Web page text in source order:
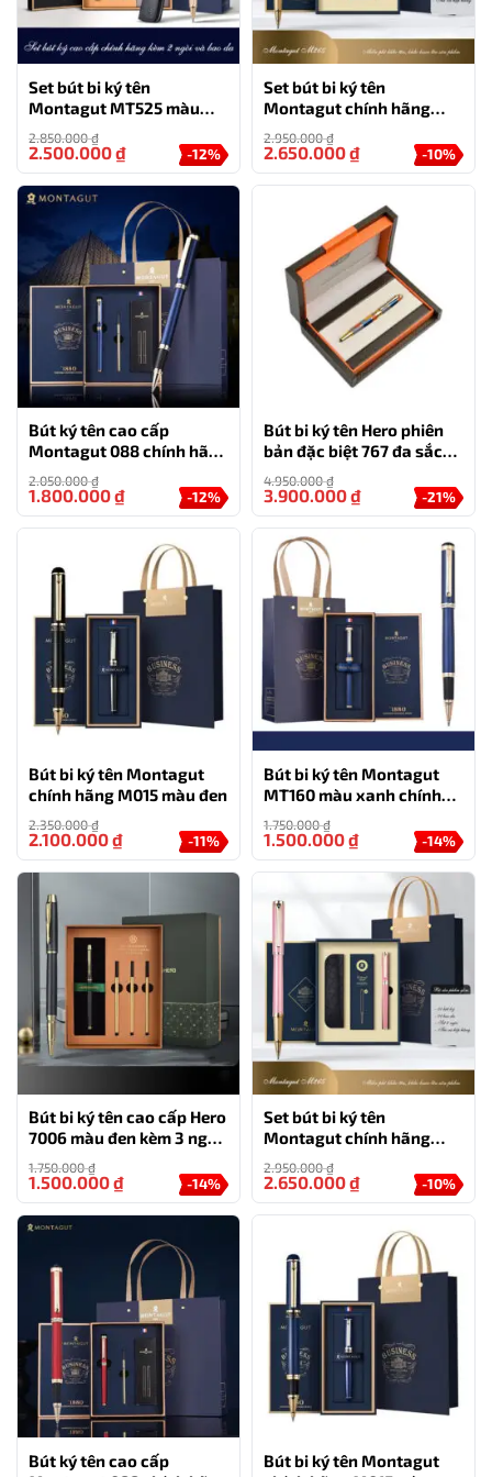
Set bút bi ký tên
Montagut MT525 màu
xanh cao cấp kèm 2 ngòi
và bao da
2.850.000₫
-12%
2.500.000₫
Set bút bi ký tên
Montagut chính hãng
M265 màu Xanh ngọc
đính đá cao cấp
2.950.000₫
-10%
2.650.000₫
Bút ký tên cao cấp
Montagut 088 chính hãng
màu xanh navy tặng kèm
3 ngòi, túi và hộp
2.050.000₫
-12%
1.800.000₫
Bút bi ký tên Hero phiên
bản đặc biệt 767 đa sắc
món quà tặng độc đáo
4.950.000₫
-21%
3.900.000₫
Bút bi ký tên Montagut
chính hãng M015 màu đen
2.350.000₫
-11%
2.100.000₫
Bút bi ký tên Montagut
MT160 màu xanh chính
hãng làm quà tặng
1.750.000₫
-14%
1.500.000₫
Bút bi ký tên cao cấp Hero
7006 màu đen kèm 3 ngòi,
hộp và túi hãng
1.750.000₫
-14%
1.500.000₫
Set bút bi ký tên
Montagut chính hãng
M265 màu hồng đính đá
cao cấp
2.950.000₫
-10%
2.650.000₫
Bút ký tên cao cấp
Bút bi ký tên Montagut